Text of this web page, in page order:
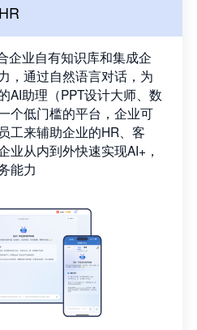
企业自有知识库和集成企
，通过自然语言对话，为
AI助理（PPT设计大师、数
个低门槛的平台，企业可
工来辅助企业的HR、客
业从内到外快速实现AI+，
能力